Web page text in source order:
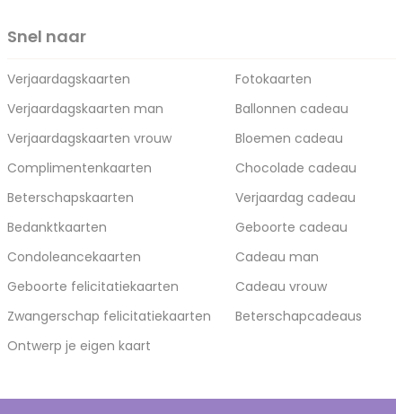
Snel naar
Verjaardagskaarten
Verjaardagskaarten man
Verjaardagskaarten vrouw
Complimentenkaarten
Beterschapskaarten
Bedanktkaarten
Condoleancekaarten
Geboorte felicitatiekaarten
Zwangerschap felicitatiekaarten
Ontwerp je eigen kaart
Fotokaarten
Ballonnen cadeau
Bloemen cadeau
Chocolade cadeau
Verjaardag cadeau
Geboorte cadeau
Cadeau man
Cadeau vrouw
Beterschapcadeaus